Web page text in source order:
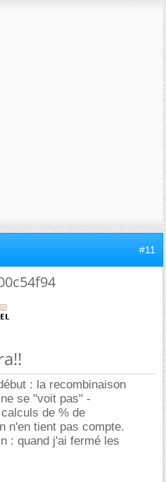
#11
: la recombinaison
se "voit pas" -
de % de
n'en tient pas compte.
: quand j'ai fermé les